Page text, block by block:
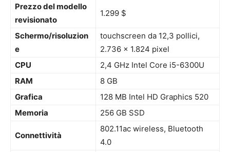
Prezzo del modello
revisionato
1.299 $
Schermo/risoluzion
e
touchscreen da 12,3 pollici,
2.736 x 1.824 pixel
CPU
2,4 GHz Intel Core i5-6300U
RAM
8 GB
Grafica
128 MB Intel HD Graphics 520
Memoria
256 GB SSD
Connettività
802.11ac wireless, Bluetooth
4.0